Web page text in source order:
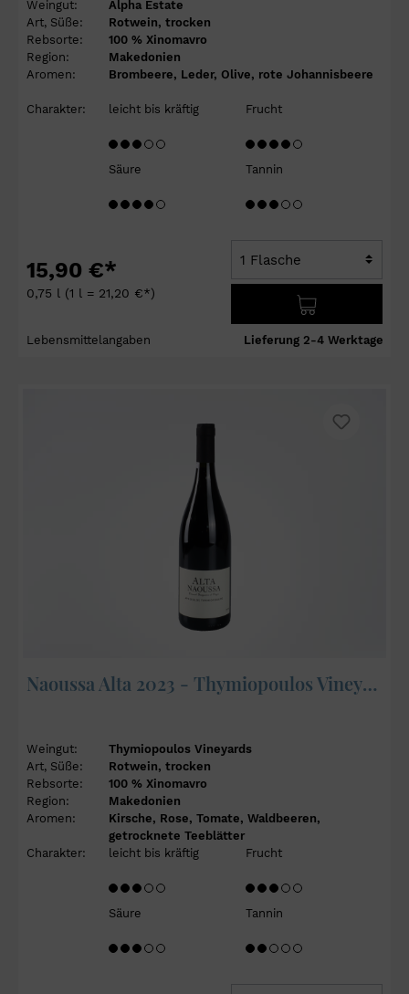
Weingut:
Alpha Estate
Art, Süße:
Rotwein, trocken
Rebsorte:
100 % Xinomavro
Region:
Makedonien
Aromen:
Brombeere, Leder, Olive, rote Johannisbeere
Charakter: leicht bis kräftig Frucht
Säure Tannin
15,90 €*
0,75 l (1 l = 21,20 €*)
Lebensmittelangaben Lieferung 2-4 Werktage
Naoussa Alta 2023 - Thymiopoulos Vineyards
Weingut:
Thymiopoulos Vineyards
Art, Süße:
Rotwein, trocken
Rebsorte:
100 % Xinomavro
Region:
Makedonien
Aromen:
Kirsche, Rose, Tomate, Waldbeeren,
getrocknete Teeblätter
Charakter:
leicht bis kräftig Frucht
Säure Tannin